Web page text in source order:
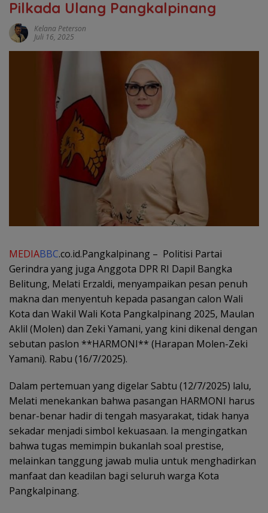
Pilkada Ulang Pangkalpinang
Kelana Peterson
Juli 16, 2025
MEDIABBC.co.id.Pangkalpinang – Politisi Partai
Gerindra yang juga Anggota DPR RI Dapil Bangka
Belitung, Melati Erzaldi, menyampaikan pesan penuh
makna dan menyentuh kepada pasangan calon Wali
Kota dan Wakil Wali Kota Pangkalpinang 2025, Maulan
Aklil (Molen) dan Zeki Yamani, yang kini dikenal dengan
sebutan paslon **HARMONI** (Harapan Molen-Zeki
Yamani). Rabu (16/7/2025).
Dalam pertemuan yang digelar Sabtu (12/7/2025) lalu,
Melati menekankan bahwa pasangan HARMONI harus
benar-benar hadir di tengah masyarakat, tidak hanya
sekadar menjadi simbol kekuasaan. Ia mengingatkan
bahwa tugas memimpin bukanlah soal prestise,
melainkan tanggung jawab mulia untuk menghadirkan
manfaat dan keadilan bagi seluruh warga Kota
Pangkalpinang.